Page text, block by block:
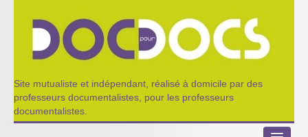
Site mutualiste et indépendant, réalisé à domicile par des
professeurs documentalistes, pour les professeurs
documentalistes.